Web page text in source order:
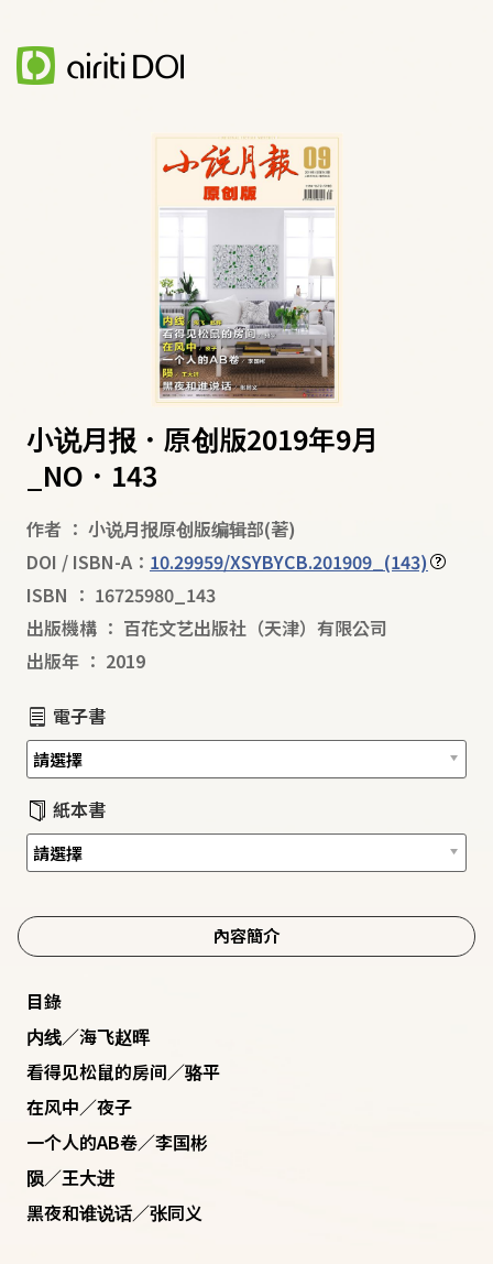
小说月报．原创版2019年9月
_NO．143
作者 ： 小说月报原创版编辑部(著)
DOI / ISBN-A： 10.29959/XSYBYCB.201909_(143)
ISBN ： 16725980_143
出版機構 ： 百花文艺出版社（天津）有限公司
出版年 ： 2019
電子書
紙本書
內容簡介
目錄
内线／海飞赵晖
看得见松鼠的房间／骆平
在风中／夜子
一个人的AB卷／李国彬
陨／王大进
黑夜和谁说话／张同义